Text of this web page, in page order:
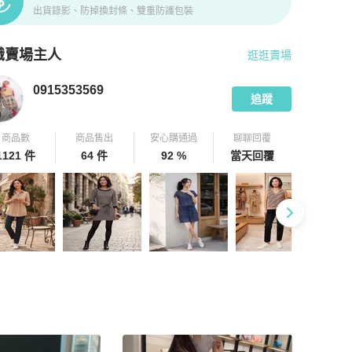
出貨錄影、防掉換封條、雙重防護包裝
賣場主人
拍拍圈嚴選賣家
逛逛賣場
0915353569
追蹤
商品數
件
商品售出
64 件
安心購通過
92 %
聊聊回覆
當天回覆